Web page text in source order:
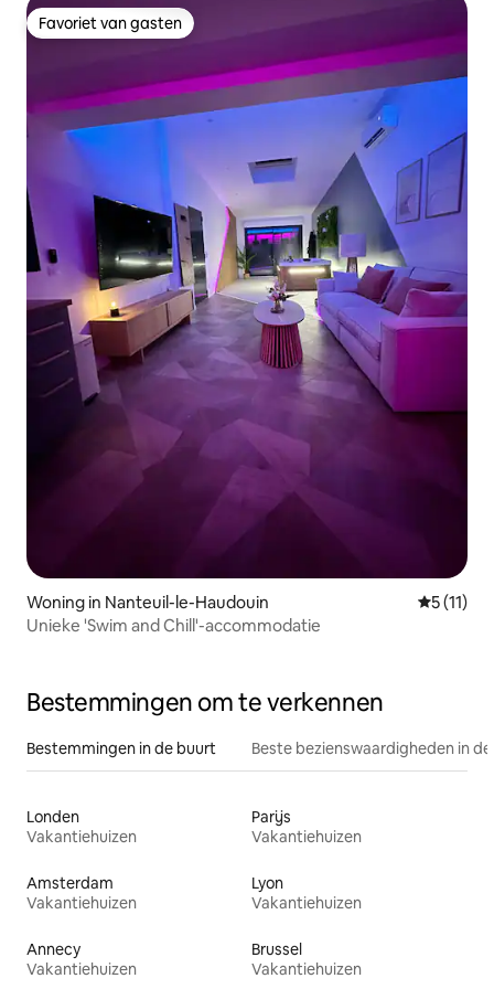
Favoriet van gasten
Favoriet van gasten
Woning in Nanteuil-le-Haudouin
5 (11)
Unieke 'Swim and Chill'-accommodatie
Bestemmingen om te verkennen
Bestemmingen in de buurt Beste bezienswaardigheden in
Londen
Vakantiehuizen
Parijs
Vakantiehuizen
Amsterdam
Vakantiehuizen
Lyon
Vakantiehuizen
Annecy
Vakantiehuizen
Brussel
Vakantiehuizen